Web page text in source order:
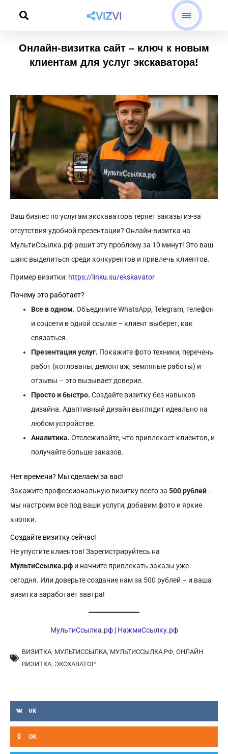
Онлайн-визитка сайт – ключ к новым
клиентам для услуг экскаватора!
Ваш бизнес по услугам экскаватора теряет заказы из-за
отсутствия удобной презентации? Онлайн-визитка на
МультиСсылка.рф решит эту проблему за 10 минут! Это ваш
шанс выделиться среди конкурентов и привлечь клиентов.
Пример визитки: https://linku.su/ekskavator
Почему это работает?
Все в одном. Объедините WhatsApp, Telegram, телефон
и соцсети в одной ссылке – клиент выберет, как
связаться.
Презентация услуг. Покажите фото техники, перечень
работ (котлованы, демонтаж, земляные работы) и
отзывы – это вызывает доверие.
Просто и быстро. Создайте визитку без навыков
дизайна. Адаптивный дизайн выглядит идеально на
любом устройстве.
Аналитика. Отслеживайте, что привлекает клиентов, и
получайте больше заказов.
Нет времени? Мы сделаем за вас!
Закажите профессиональную визитку всего за 500 рублей –
мы настроим все под ваши услуги, добавим фото и яркие
кнопки.
Создайте визитку сейчас!
Не упустите клиентов! Зарегистрируйтесь на
МультиСсылка.рф и начните привлекать заказы уже
сегодня. Или доверьте создание нам за 500 рублей – и ваша
визитка заработает завтра!
МультиСсылка.рф| НажмиСсылку.рф
ВИЗИТКА МУЛЬТИССЫЛКА МУЛЬТИССЫЛКА.РФ ОНЛАЙН
ВИЗИТКА ЭКСКАВАТОР
VK
OK